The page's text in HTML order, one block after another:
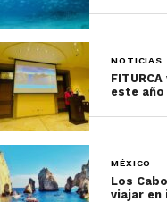
NOTICIAS
este año
MÉXICO
Los
viajar en